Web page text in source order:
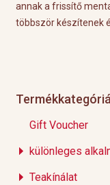
annak a frissítő
többször készítenek
Gift Voucher
különleges
Teakínálat